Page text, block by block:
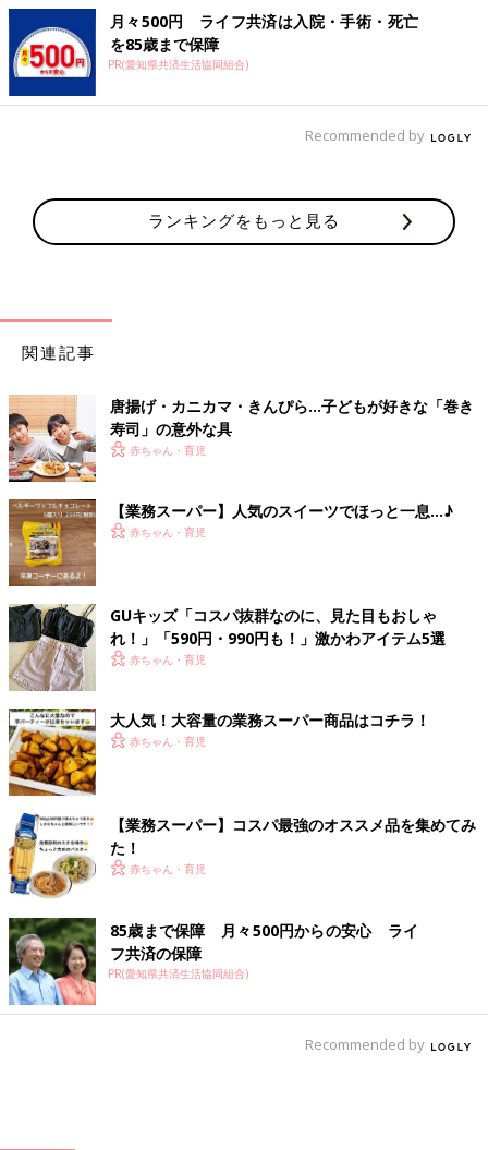
月々500円 ライフ共済は入院・手術・死亡
を85歳まで保障
PR(愛知県共済生活協同組合)
Recommended by
ランキングをもっと見る
関連記事
唐揚げ・カニカマ・きんぴら…子どもが好きな「巻き
寿司」の意外な具
赤ちゃん・育児
【業務スーパー】人気のスイーツでほっと一息…♪
赤ちゃん・育児
GUキッズ「コスパ抜群なのに、見た目もおしゃ
れ！」「590円・990円も！」激かわアイテム5選
赤ちゃん・育児
大人気！大容量の業務スーパー商品はコチラ！
赤ちゃん・育児
【業務スーパー】コスパ最強のオススメ品を集めてみ
た！
赤ちゃん・育児
85歳まで保障 月々500円からの安心 ライ
フ共済の保障
PR(愛知県共済生活協同組合)
Recommended by